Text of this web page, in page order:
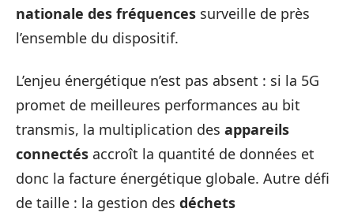
nationale des fréquences surveille de près
l’ensemble du dispositif.
L’enjeu énergétique n’est pas absent : si la 5G
promet de meilleures performances au bit
transmis, la multiplication des appareils
connectés accroît la quantité de données et
donc la facture énergétique globale. Autre défi
de taille : la gestion des déchets